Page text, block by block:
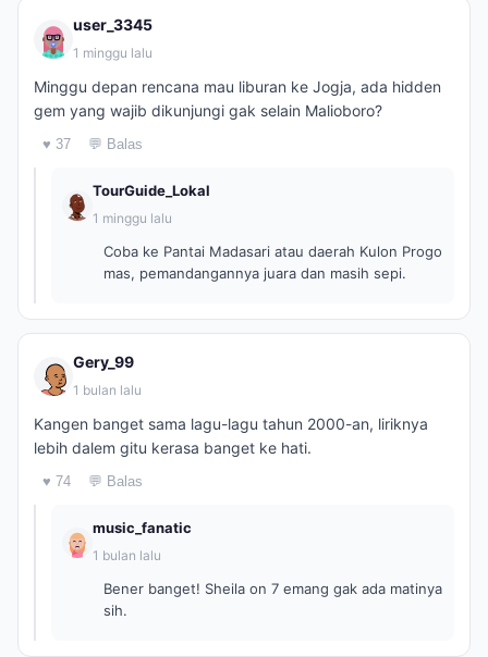
user_3345
1 minggu lalu
Minggu depan rencana mau liburan ke Jogja, ada hidden
gem yang wajib dikunjungi gak selain Malioboro?
♥ 37 💬 Balas
TourGuide_Lokal
1 minggu lalu
Coba ke Pantai Madasari atau daerah Kulon Progo
mas, pemandangannya juara dan masih sepi.
Gery_99
1 bulan lalu
Kangen banget sama lagu-lagu tahun 2000-an, liriknya
lebih dalem gitu kerasa banget ke hati.
♥ 74 💬 Balas
music_fanatic
1 bulan lalu
Bener banget! Sheila on 7 emang gak ada matinya
sih.